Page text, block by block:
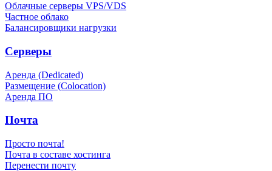
Облачные серверы VPS/VDS
Частное облако
Балансировщики нагрузки
Серверы
Аренда (Dedicated)
Размещение (Colocation)
Аренда ПО
Почта
Просто почта!
Почта в составе хостинга
Перенести почту